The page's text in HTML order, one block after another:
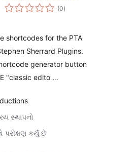
(0કુલ
રેટિંગ્સ
)
shortcodes for the PTA
Sherrard Plugins.
generator button
"classic edito …
સ્થાપનો
પરીક્ષણ કર્યું છે